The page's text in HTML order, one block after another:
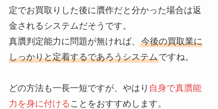
定でお買取りした後に贋作だと分かった場合は返
金されるシステムだそうです。
真贋判定能力に問題が無ければ、 今後の買取業に
しっかりと定着するであろうシステムですね。
どの方法も一長一短ですが、やはり 自身で真贋能
力を身に付ける ことをおすすめします。